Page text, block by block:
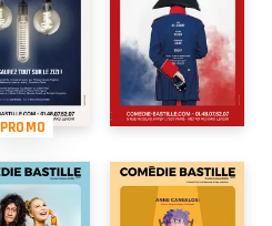
PROMO